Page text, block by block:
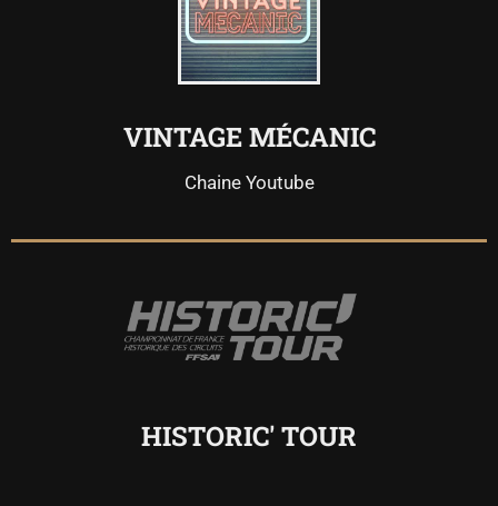
VINTAGE MÉCANIC
Chaine Youtube
HISTORIC' TOUR